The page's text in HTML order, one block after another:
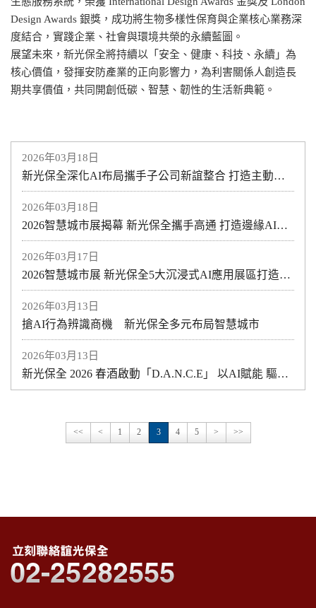
2026年03月18日
新光保全深化AI布局攜手子公司新誼整合 打造主動式智慧防護新模式助力醫療與產業安全升級
2026年03月18日
2026智慧城市展揭幕 新光保全攜手高通 打造邊緣AI智慧防護新紀元
2026年03月17日
2026智慧城市展 新光保全5大沉浸式AI應用展區打造全方位空間安全規劃
2026年03月13日
搶AI行為辨識商機 新光保全多元布局智慧城市
2026年03月13日
新光保全 2026 春酒啟動「D.A.N.C.E」 以AI賦能 驅動安全科技與營運升級
<< < 1 2 3 4 5 > >>
Design Awards 銀獎，成功將生物多樣性保育與企業核心業務深
度結合，實踐企業、社會與環境共榮的永續藍圖。
展望未來，新光保全將持續以「安全、健康、科技、永續」為
核心價值，發揮安防產業的正向影響力，為利害關係人創造長
期共享價值，共同開創低碳、智慧、韌性的生活新典範。